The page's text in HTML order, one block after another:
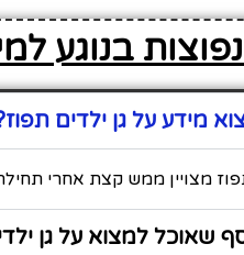
בנוגע
מידע על גן ילדים
מצויין ממש קצת אחרי
שאוכל למצוא על גן